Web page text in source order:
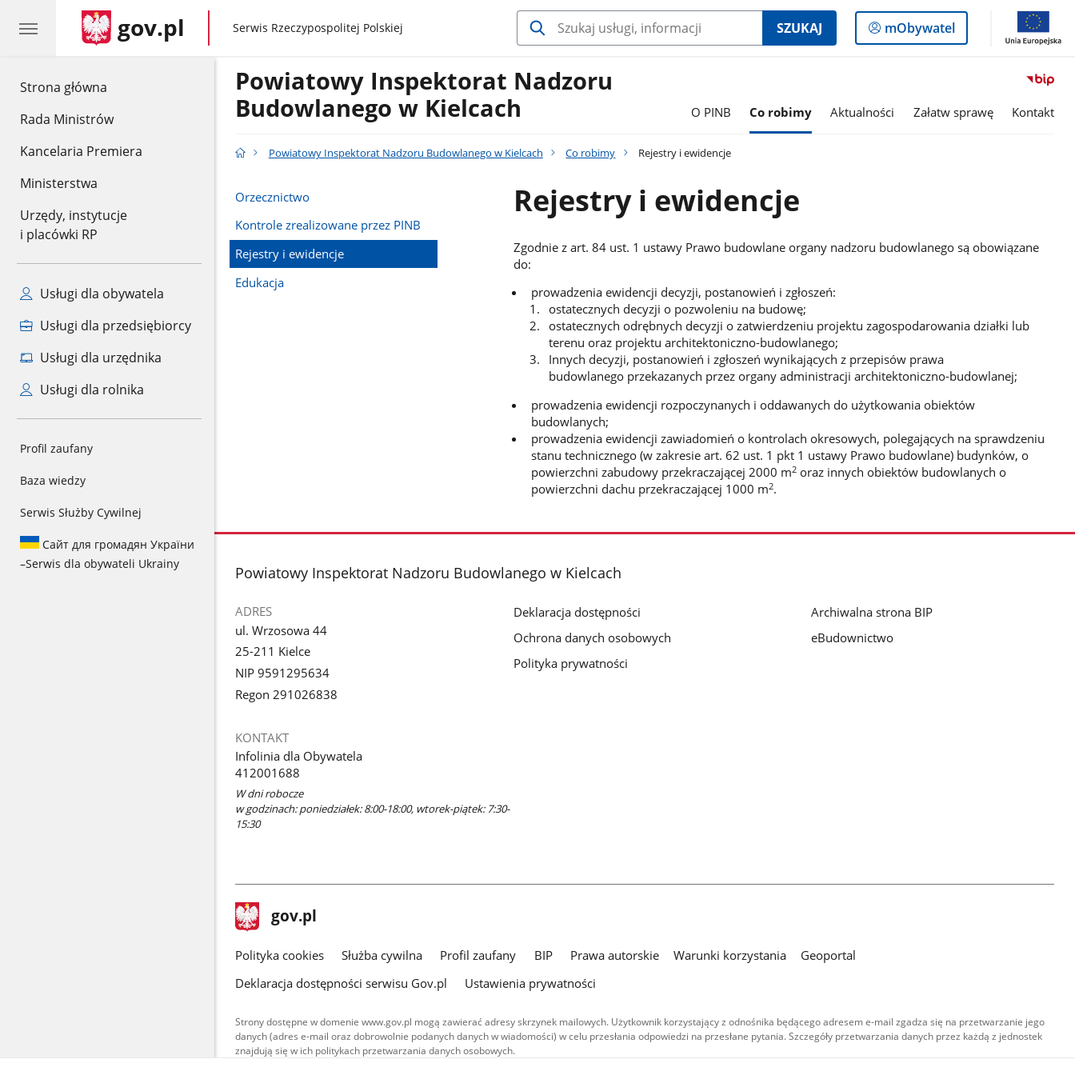
Strona główna
Rada Ministrów
Kancelaria Premiera
Ministerstwa
Urzędy, instytucje
i placówki RP
Usługi dla obywatela
Usługi dla przedsiębiorcy
Usługi dla urzędnika
Usługi dla rolnika
Profil zaufany
Baza wiedzy
Serwis Służby Cywilnej
Сайт для громадян України
–Serwis dla obywateli Ukrainy
gov.pl gov.pl
Serwis Rzeczypospolitej Polskiej SZUKAJ
Logowanie
do
mObywatel
Powiatowy Inspektorat Nadzoru
Budowlanego w Kielcach
O PINB Co robimy Aktualności Załatw sprawę Kontakt
Powiatowy Inspektorat Nadzoru Budowlanego w Kielcach Co robimy Rejestry i ewidencje
Orzecznictwo
Kontrole zrealizowane przez PINB
Rejestry i ewidencje
Edukacja
Rejestry i ewidencje
Zgodnie z art. 84 ust. 1 ustawy Prawo budowlane organy nadzoru budowlanego są obowiązane
do:
prowadzenia ewidencji decyzji, postanowień i zgłoszeń:
ostatecznych decyzji o pozwoleniu na budowę;
ostatecznych odrębnych decyzji o zatwierdzeniu projektu zagospodarowania działki lub
terenu oraz projektu architektoniczno-budowlanego;
Innych decyzji, postanowień i zgłoszeń wynikających z przepisów prawa
budowlanego przekazanych przez organy administracji architektoniczno-budowlanej;
prowadzenia ewidencji rozpoczynanych i oddawanych do użytkowania obiektów
budowlanych;
prowadzenia ewidencji zawiadomień o kontrolach okresowych, polegających na sprawdzeniu
stanu technicznego (w zakresie art. 62 ust. 1 pkt 1 ustawy Prawo budowlane) budynków, o
powierzchni zabudowy przekraczającej 2000 m2 oraz innych obiektów budowlanych o
powierzchni dachu przekraczającej 1000 m2.
stopka
Powiatowy Inspektorat Nadzoru Budowlanego w Kielcach
ADRES
ul. Wrzosowa 44
25-211 Kielce
NIP 9591295634
Regon 291026838
KONTAKT
Infolinia dla Obywatela
412001688
W dni robocze
w godzinach: poniedziałek: 8:00-18:00, wtorek-piątek: 7:30-
15:30
Deklaracja dostępności
Ochrona danych osobowych
Polityka prywatności
Archiwalna strona BIP
eBudownictwo
stopka
gov.pl Strona
gov.pl
gov.pl
Polityka cookies Służba cywilna Profil zaufany BIP Prawa autorskie Warunki korzystania
Geoportal
Deklaracja dostępności serwisu Gov.pl
Ustawienia prywatności
Strony dostępne w domenie www.gov.pl mogą zawierać adresy skrzynek mailowych. Użytkownik korzystający z odnośnika będącego adresem e-mail zgadza się na przetwarzanie jego
danych (adres e-mail oraz dobrowolnie podanych danych w wiadomości) w celu przesłania odpowiedzi na przesłane pytania. Szczegóły przetwarzania danych przez każdą z jednostek
znajdują się w ich politykach przetwarzania danych osobowych.